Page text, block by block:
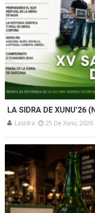
LA SIDRA DE XUNU’26
Lasidra 25 De Xunu, 2026